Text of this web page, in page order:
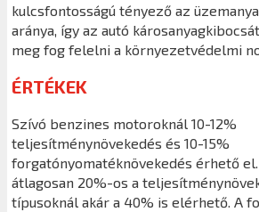
kulcsfontosságú tényező az
aránya, így az autó
meg fog felelni a környezetvédelmi
ÉRTÉKEK
Szívó benzines motoroknál 10-12%
teljesítménynövekedés és 10-15%
forgatónyomatéknövekedés érhető
átlagosan 20%-os a
típusoknál akár a 40% is elérhető. A